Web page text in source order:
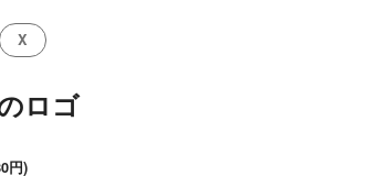
X
ロゴ
円)